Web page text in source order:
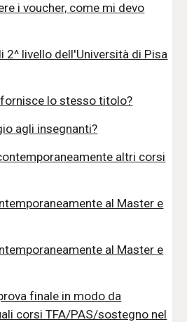
i voucher, come mi devo
2^ livello dell'Università di Pisa
lo stesso titolo?
agli insegnanti?
altri corsi
al Master e
al Master e
finale in modo da
corsi TFA/PAS/sostegno nel